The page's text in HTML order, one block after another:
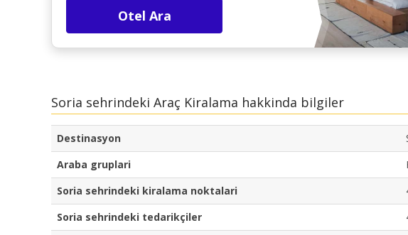
Otel Ara
Soria sehrindeki Araç Kiralama hakkinda bilgiler
Destinasyon
Araba gruplari
Soria sehrindeki kiralama noktalari
Soria sehrindeki tedarikçiler
Büyük
Özel iş